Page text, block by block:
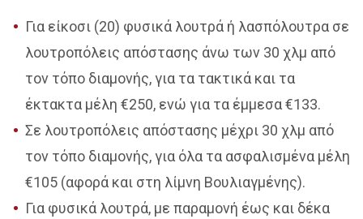
Για είκοσι (20) φυσικά λουτρά ή λασπόλουτρα σε
λουτροπόλεις απόστασης άνω των 30 χλμ από
τον τόπο διαμονής, για τα τακτικά και τα
έκτακτα μέλη €250, ενώ για τα έμμεσα €133.
Σε λουτροπόλεις απόστασης μέχρι 30 χλμ από
τον τόπο διαμονής, για όλα τα ασφαλισμένα μέλη
€105 (αφορά και στη λίμνη Βουλιαγμένης).
Για φυσικά λουτρά, με παραμονή έως και δέκα